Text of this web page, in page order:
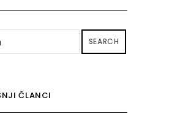
SEARCH
ČLANCI